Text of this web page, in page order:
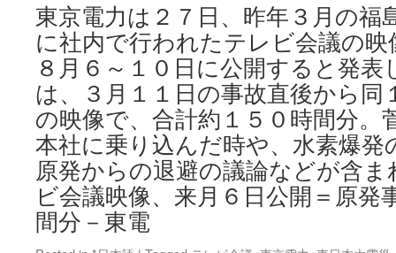
ベ
ル
廃
液、
水
素
爆
発
の
恐
れ
東京電力は２７日、昨年３月の福
に社内で行われたテレビ会議の
８月６～１０日に公開すると発
は、３月１１日の事故直後から同
の映像で、合計約１５０時間分。
本社に乗り込んだ時や、水素爆発
原発からの退避の議論などが含
ビ会議映像、来月６日公開＝原発
間分－東電